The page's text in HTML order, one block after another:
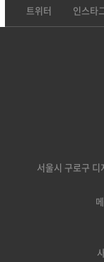
트위터 인스타
서울시 구로구